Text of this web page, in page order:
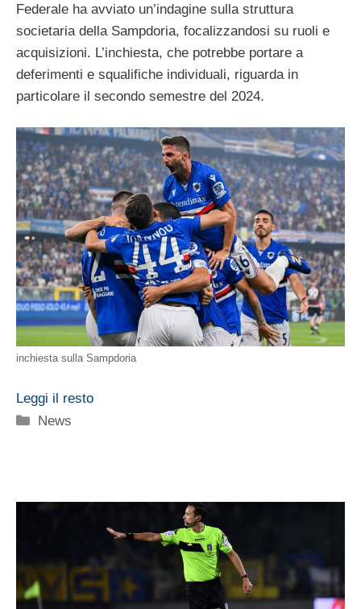
Federale ha avviato un’indagine sulla struttura
societaria della Sampdoria, focalizzandosi su ruoli e
acquisizioni. L’inchiesta, che potrebbe portare a
deferimenti e squalifiche individuali, riguarda in
particolare il secondo semestre del 2024.
inchiesta sulla Sampdoria
Leggi il resto
Categorie
News